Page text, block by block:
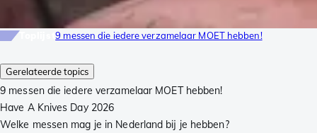
Gerelateerde topics
9 messen die iedere verzamelaar MOET hebben!
Have A Knives Day 2026
Welke messen mag je in Nederland bij je hebben?
Toplijst9 messen die iedere verzamelaar MOET hebben!